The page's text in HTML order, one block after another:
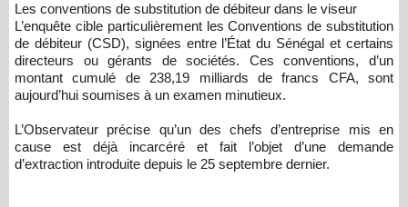
Les conventions de substitution de débiteur dans le viseur
L’enquête cible particulièrement les Conventions de substitution
de débiteur (CSD), signées entre l’État du Sénégal et certains
directeurs ou gérants de sociétés. Ces conventions, d’un
montant cumulé de 238,19 milliards de francs CFA, sont
aujourd’hui soumises à un examen minutieux.
L’Observateur précise qu’un des chefs d’entreprise mis en
cause est déjà incarcéré et fait l’objet d’une demande
d’extraction introduite depuis le 25 septembre dernier.